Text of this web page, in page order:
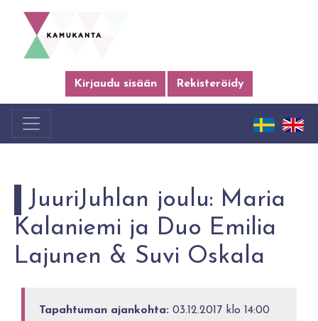
Kirjaudu sisään Rekisteröidy
JuuriJuhlan joulu: Maria
Kalaniemi ja Duo Emilia
Lajunen & Suvi Oskala
Tapahtuman ajankohta: 03.12.2017 klo 14:00